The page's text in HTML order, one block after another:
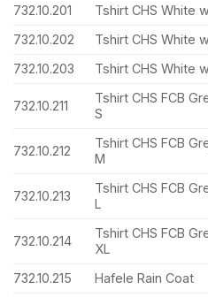
732.10.201
Tshirt CHS White
732.10.202
Tshirt CHS White
732.10.203
Tshirt CHS White
732.10.211
Tshirt CHS FCB
S
732.10.212
Tshirt CHS FCB
M
732.10.213
Tshirt CHS FCB
L
732.10.214
Tshirt CHS FCB
XL
732.10.215 Hafele Rain Coat